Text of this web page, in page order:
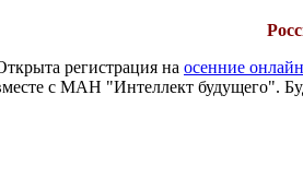
регистрация на осенние
с МАН "Интеллект будущего".